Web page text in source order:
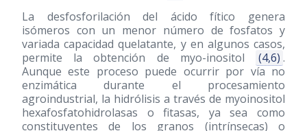
La desfosforilación del ácido fítico genera
isómeros con un menor número de fosfatos y
variada capacidad quelatante, y en algunos casos,
permite la obtención de myo-inositol
(4,6) .
Aunque este proceso puede ocurrir por vía no
enzimática durante el procesamiento
agroindustrial, la hidrólisis a través de myoinositol
hexafosfatohidrolasas o fitasas, ya sea como
constituyentes de los granos (intrínsecas) o